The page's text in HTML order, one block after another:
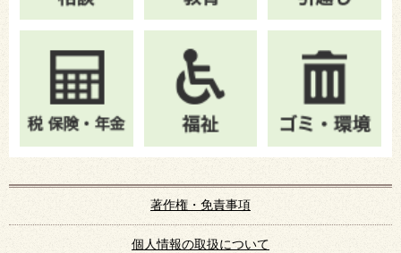
著作権・免責事項
個人情報の取扱について